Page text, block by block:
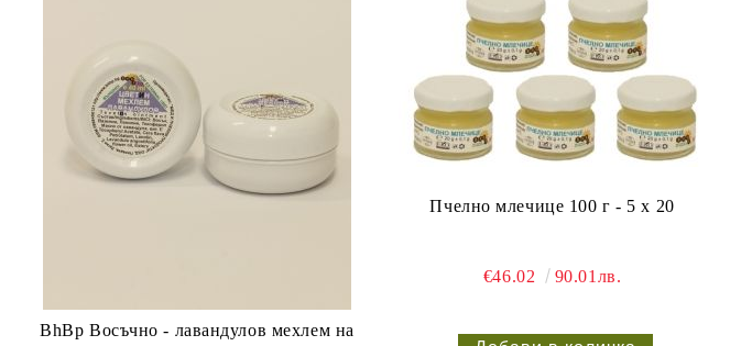
BhBp Восъчно - лавандулов мехлем на
Пчелно млечице 100 г - 5 x 20
€46.02 90.01лв.